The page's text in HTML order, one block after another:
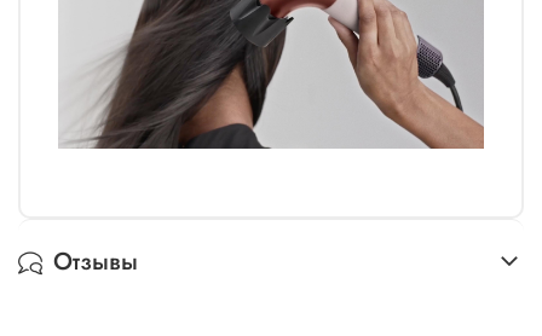
Отзывы